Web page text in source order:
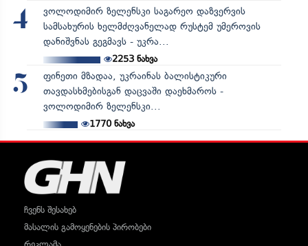
4
ვოლოდიმირ ზელენსკი საგარეო დაზვერვის
სამსახურის ხელმძღვანელად რუსტემ უმეროვის
დანიშვნას გეგმავს - უკრა...
2253ნახვა
5
ფინეთი მზადაა, უკრაინას ბალისტიკური
თავდასხმებისგან დაცვაში დაეხმაროს -
ვოლოდიმირ ზელენსკი...
1770ნახვა
ჩვენს შესახებ
მასალის გამოყენების პირობები